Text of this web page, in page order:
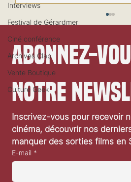
Interviews
Festival de Gérardmer
Ciné conférence
Archives Clap
Vente Boutique
Culture Geek
Un parterre de stars
Abonnez-
notre
Inscrivez-vous pour recevoir
cinéma, découvrir nos
manquer des sorties films en
E-mail *